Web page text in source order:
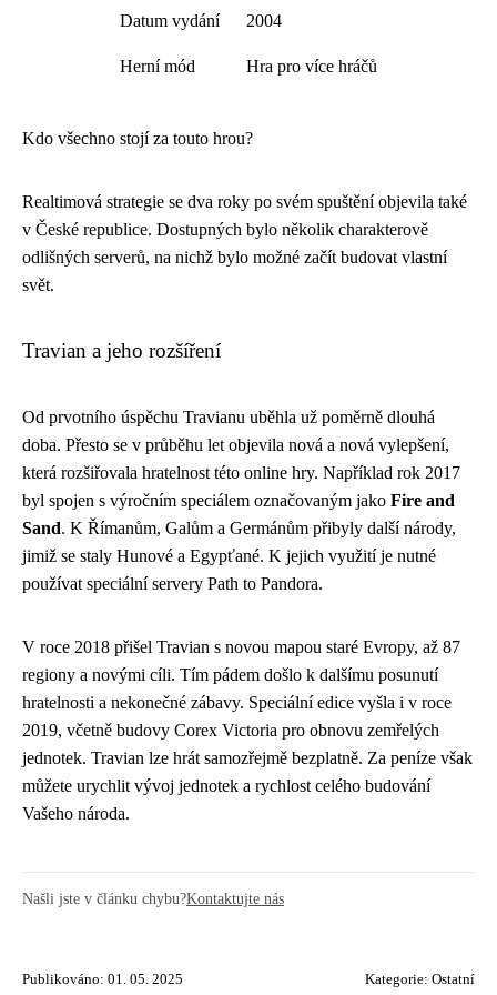
Datum vydání 2004
Herní mód Hra pro více hráčů
Kdo všechno stojí za touto hrou?
Realtimová strategie se dva roky po svém spuštění objevila také
v České republice. Dostupných bylo několik charakterově
odlišných serverů, na nichž bylo možné začít budovat vlastní
svět.
Travian a jeho rozšíření
Od prvotního úspěchu Travianu uběhla už poměrně dlouhá
doba. Přesto se v průběhu let objevila nová a nová vylepšení,
která rozšiřovala hratelnost této online hry. Například rok 2017
byl spojen s výročním speciálem označovaným jako Fire and
Sand. K Římanům, Galům a Germánům přibyly další národy,
jimiž se staly Hunové a Egypťané. K jejich využití je nutné
používat speciální servery Path to Pandora.
V roce 2018 přišel Travian s novou mapou staré Evropy, až 87
regiony a novými cíli. Tím pádem došlo k dalšímu posunutí
hratelnosti a nekonečné zábavy. Speciální edice vyšla i v roce
2019, včetně budovy Corex Victoria pro obnovu zemřelých
jednotek. Travian lze hrát samozřejmě bezplatně. Za peníze však
můžete urychlit vývoj jednotek a rychlost celého budování
Vašeho národa.
Našli jste v článku chybu?Kontaktujte nás
Publikováno: 01. 05. 2025 Kategorie: Ostatní